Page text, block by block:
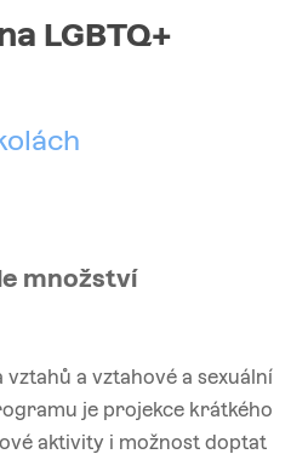
LGBTQ+
množství
a vztahové a sexuální
je projekce krátkého
aktivity i možnost doptat